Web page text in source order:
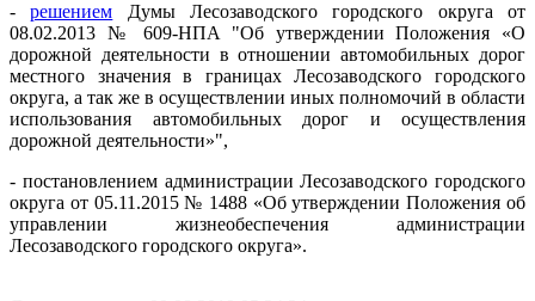
-решением Думы Лесозаводского городского округа от
08.02.2013 № 609-НПА "Об утверждении Положения «О
дорожной деятельности в отношении автомобильных дорог
местного значения в границах Лесозаводского городского
округа, а так же в осуществлении иных полномочий в области
использования автомобильных дорог и осуществления
дорожной деятельности»",
- постановлением администрации Лесозаводского городского
округа от 05.11.2015 № 1488 «Об утверждении Положения об
управлении жизнеобеспечения администрации
Лесозаводского городского округа».